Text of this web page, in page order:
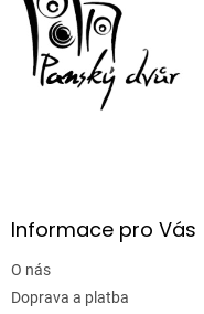
Informace pro Vás
O nás
Doprava a platba